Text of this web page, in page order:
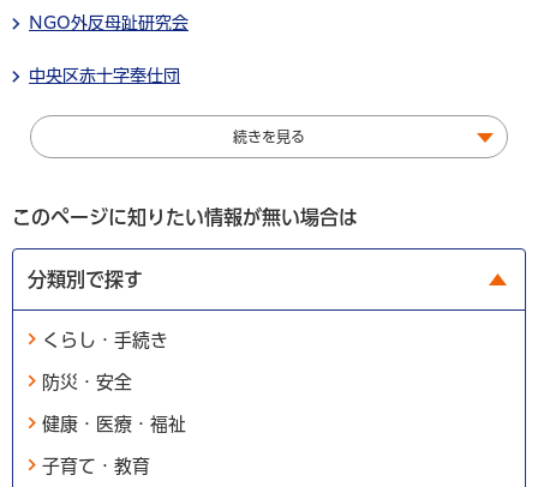
NGO外反母趾研究会
中央区赤十字奉仕団
続きを見る
このページに知りたい情報が無い場合は
分類別で探す
くらし・手続き
防災・安全
健康・医療・福祉
子育て・教育